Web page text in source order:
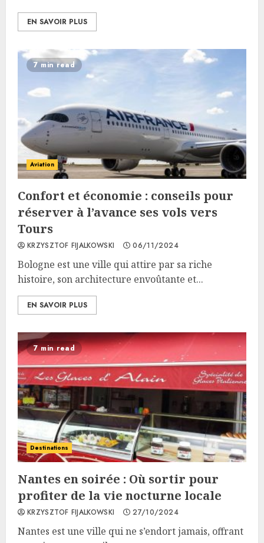
EN SAVOIR PLUS
7 min read
Aviation
Confort et économie : conseils pour
réserver à l’avance ses vols vers
Tours
KRZYSZTOF FIJALKOWSKI 06/11/2024
Bologne est une ville qui attire par sa riche
histoire, son architecture envoûtante et...
EN SAVOIR PLUS
7 min read
Destinations
Nantes en soirée : Où sortir pour
profiter de la vie nocturne locale
KRZYSZTOF FIJALKOWSKI 27/10/2024
Nantes est une ville qui ne s’endort jamais, offrant